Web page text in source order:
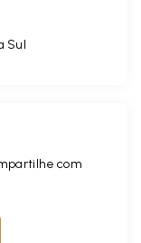
Sul
com